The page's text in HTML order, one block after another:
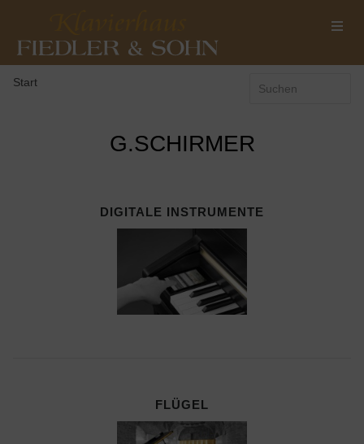
Start
G.SCHIRMER
DIGITALE INSTRUMENTE
FLÜGEL